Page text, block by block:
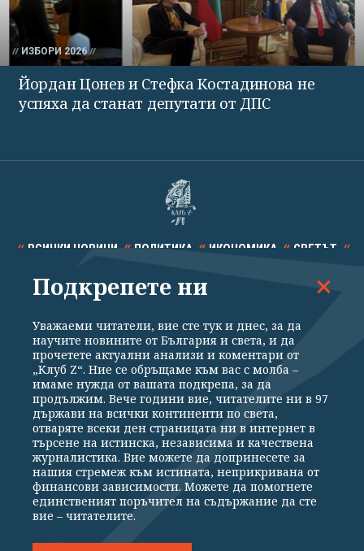
ИЗБОРИ 2026
Йордан Цонев и Стефка Костадинова не
успяха да станат депутати от ДПС
ВСИЧКИ НОВИНИ ПОЛИТИКА ИКОНОМИКА СВЕТЪТ
СПОРТ КУЛТУРА ТЕХНОЛОГИИ КАЛЕЙДОСКОП
Общи условия
Политика за поверителност
Реклама
Партньори Контакти
За Клуб Z
Екип
Подкрепете ни
Издател на www.clubz.bg е „Клуб Зебра Медия“ ЕООД, София, ул. "Алеко
Константинов" 3. Всички права запазени 2026 „Клуб Зебра Медия“
Препечатването на материали, снимки и видео от www.clubz.bg без
Подкрепете ни
Уважаеми читатели, вие сте тук и днес, за да
научите новините от България и света, и да
прочетете актуални анализи и коментари от
„Клуб Z“. Ние се обръщаме към вас с молба –
имаме нужда от вашата подкрепа, за да
продължим. Вече години вие, читателите ни в 97
държави на всички континенти по света,
отваряте всеки ден страницата ни в интернет в
търсене на истинска, независима и качествена
журналистика. Вие можете да допринесете за
нашия стремеж към истината, неприкривана от
финансови зависимости. Можете да помогнете
единственият поръчител на съдържание да сте
вие – читателите.